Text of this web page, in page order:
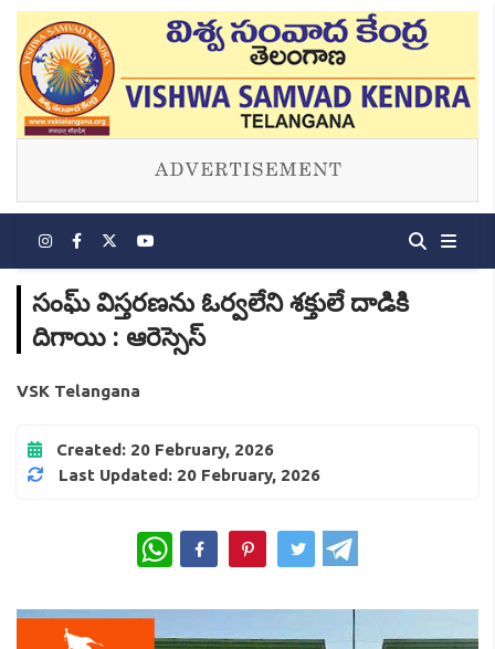
సంఘ్ విస్తరణను ఓర్వలేని శక్తులే దాడికి
దిగాయి : ఆరెస్సెస్
VSK Telangana
Created: 20 February, 2026
Last Updated: 20 February, 2026
WhatsApp